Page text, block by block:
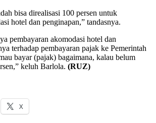
bisa direalisasi 100 persen untuk
hotel dan penginapan,” tandasnya.
pembayaran akomodasi hotel dan
terhadap pembayaran pajak ke Pemerintah
bayar (pajak) bagaimana, kalau belum
keluh Barlola. (RUZ)
X